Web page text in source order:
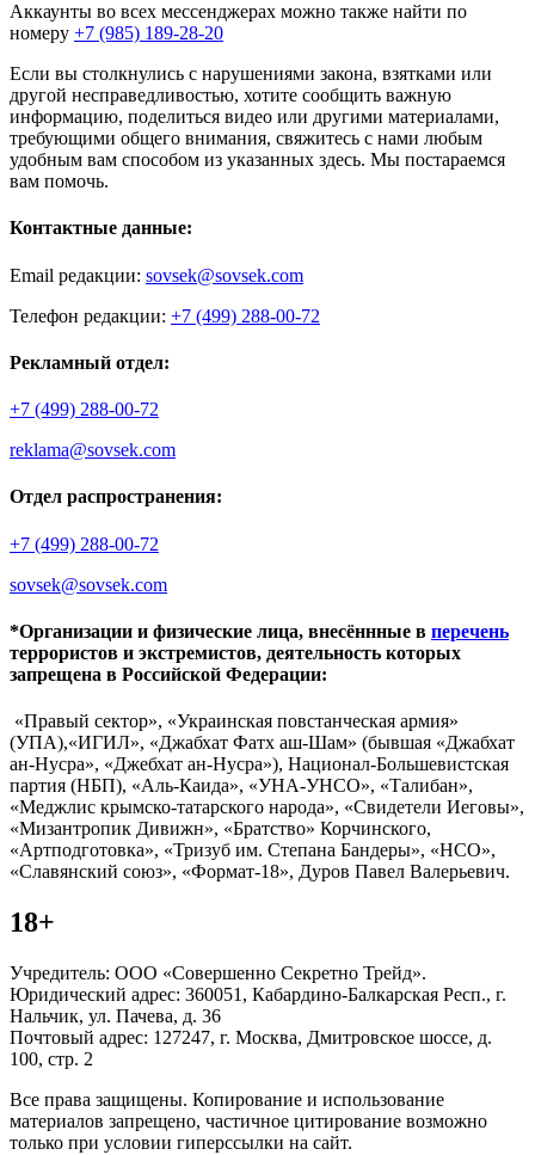
Аккаунты во всех мессенджерах можно также найти по
номеру +7 (985) 189-28-20
Если вы столкнулись с нарушениями закона, взятками или
другой несправедливостью, хотите сообщить важную
информацию, поделиться видео или другими материалами,
требующими общего внимания, свяжитесь с нами любым
удобным вам способом из указанных здесь. Мы постараемся
вам помочь.
Контактные данные:
Email редакции: sovsek@sovsek.com
Телефон редакции: +7 (499) 288-00-72
Рекламный отдел:
+7 (499) 288-00-72
reklama@sovsek.com
Отдел распространения:
+7 (499) 288-00-72
sovsek@sovsek.com
*Организации и физические лица, внесённные в перечень
террористов и экстремистов, деятельность которых
запрещена в Российской Федерации:
«Правый сектор», «Украинская повстанческая армия»
(УПА),«ИГИЛ», «Джабхат Фатх аш-Шам» (бывшая «Джабхат
ан-Нусра», «Джебхат ан-Нусра»), Национал-Большевистская
партия (НБП), «Аль-Каида», «УНА-УНСО», «Талибан»,
«Меджлис крымско-татарского народа», «Свидетели Иеговы»,
«Мизантропик Дивижн», «Братство» Корчинского,
«Артподготовка», «Тризуб им. Степана Бандеры», «НСО»,
«Славянский союз», «Формат-18», Дуров Павел Валерьевич.
18+
Учредитель: ООО «Совершенно Секретно Трейд».
Юридический адрес: 360051, Кабардино-Балкарская Респ., г.
Нальчик, ул. Пачева, д. 36
Почтовый адрес: 127247, г. Москва, Дмитровское шоссе, д.
100, стр. 2
Все права защищены. Копирование и использование
материалов запрещено, частичное цитирование возможно
только при условии гиперссылки на сайт.